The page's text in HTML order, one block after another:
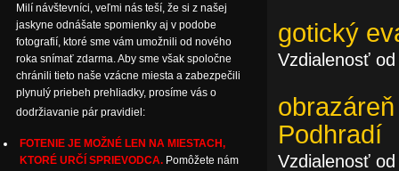
gotický
Vzdialenosť
Podhradí
Vzdialenosť
Milí návštevníci, veľmi nás teší, že si z našej
jaskyne odnášate spomienky aj v podobe
fotografií, ktoré sme vám umožnili od nového
roka snímať zdarma. Aby sme však spoločne
chránili tieto naše vzácne miesta a zabezpečili
plynulý priebeh prehliadky, prosíme vás o
dodržiavanie pár pravidiel:
FOTENIE JE MOŽNÉ LEN NA MIESTACH,
KTORÉ URČÍ SPRIEVODCA. Pomôžete nám